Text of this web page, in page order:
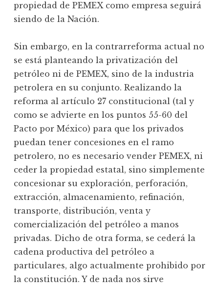
propiedad de PEMEX como empresa seguirá
siendo de la Nación.
Sin embargo, en la contrarreforma actual no
se está planteando la privatización del
petróleo ni de PEMEX, sino de la industria
petrolera en su conjunto. Realizando la
reforma al artículo 27 constitucional (tal y
como se advierte en los puntos 55-60 del
Pacto por México) para que los privados
puedan tener concesiones en el ramo
petrolero, no es necesario vender PEMEX, ni
ceder la propiedad estatal, sino simplemente
concesionar su exploración, perforación,
extracción, almacenamiento, refinación,
transporte, distribución, venta y
comercialización del petróleo a manos
privadas. Dicho de otra forma, se cederá la
cadena productiva del petróleo a
particulares, algo actualmente prohibido por
la constitución. Y de nada nos sirve